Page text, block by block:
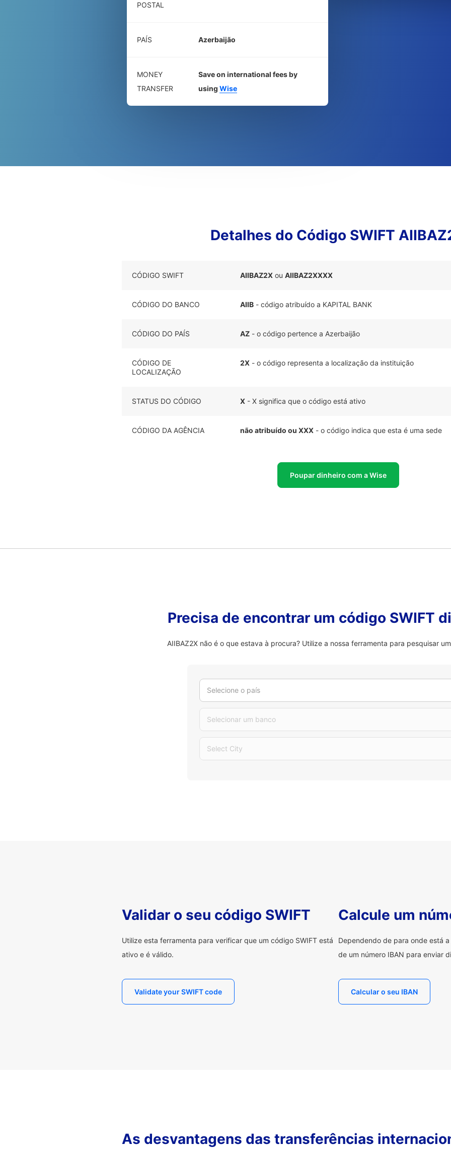
POSTAL
PAÍS Azerbaijão
MONEY
TRANSFER
Save on international fees by
using Wise
Detalhes do Código SWIFT
CÓDIGO SWIFT AIIBAZ2X ou AIIBAZ2XXXX
CÓDIGO DO BANCO AIIB - código atribuído a KAPITAL BANK
CÓDIGO DO PAÍS AZ - o código pertence a Azerbaijão
CÓDIGO DE
LOCALIZAÇÃO
2X - o código representa a localização da instituição
STATUS DO CÓDIGO X - X significa que o código está ativo
CÓDIGO DA AGÊNCIA não atribuído ou XXX - o código indica que esta é uma sede
Poupar dinheiro com a Wise
Precisa de encontrar um código SWIFT
AIIBAZ2X não é o que estava à procura? Utilize a nossa ferramenta para pesquisar
Selecione o país
Selecionar um banco
Select City
Validar o seu código SWIFT
Utilize esta ferramenta para verificar que um código SWIFT está
ativo e é válido.
Validate your SWIFT code
Calcule um
Dependendo de para onde está
de um número IBAN para enviar
Calcular o seu IBAN
As desvantagens das transferências